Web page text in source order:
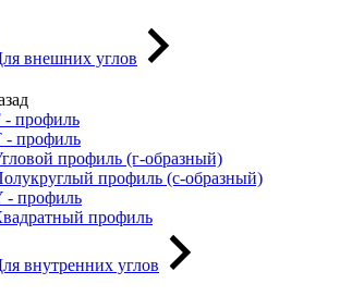
внешних углов
- профиль
- профиль
профиль (г-образный)
профиль (с-образный)
- профиль
профиль
внутренних углов